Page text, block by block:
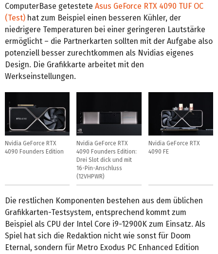
ComputerBase getestete Asus GeForce RTX 4090 TUF OC
(Test) hat zum Beispiel einen besseren Kühler, der
niedrigere Temperaturen bei einer geringeren Lautstärke
ermöglicht – die Partnerkarten sollten mit der Aufgabe also
potenziell besser zurechtkommen als Nvidias eigenes
Design. Die Grafikkarte arbeitet mit den
Werkseinstellungen.
Nvidia GeForce RTX
4090 Founders Edition
Nvidia GeForce RTX
4090 Founders Edition:
Drei Slot dick und mit
16-Pin-Anschluss
(12VHPWR)
Nvidia GeForce RTX
4090 FE
Die restlichen Komponenten bestehen aus dem üblichen
Grafikkarten-Testsystem, entsprechend kommt zum
Beispiel als CPU der Intel Core i9-12900K zum Einsatz. Als
Spiel hat sich die Redaktion nicht wie sonst für Doom
Eternal, sondern für Metro Exodus PC Enhanced Edition